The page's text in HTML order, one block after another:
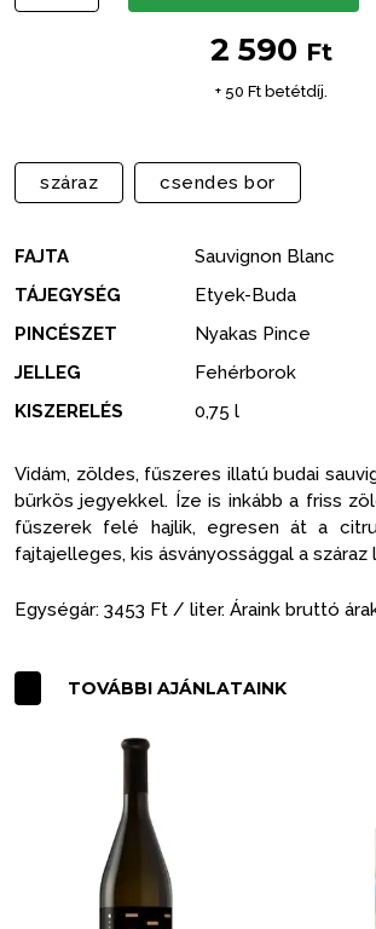
2 590 Ft
+ 50 Ft betétdíj.
száraz csendes bor
FAJTA
Sauvignon Blanc
TÁJEGYSÉG
Etyek-Buda
PINCÉSZET
Nyakas Pince
JELLEG
Fehérborok
KISZERELÉS
0,75 l
Vidám, zöldes, fűszeres illatú budai
bürkös jegyekkel. Íze is inkább a friss
fűszerek felé hajlik, egresen át a
fajtajelleges, kis ásványossággal a
Egységár: 3453 Ft / liter. Áraink bruttó
TOVÁBBI AJÁNLATAINK